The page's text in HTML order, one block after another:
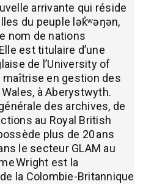
arrivante qui réside
du peuple lək̓ʷəŋən,
nom de nations
est titulaire d’une
de l’University of
en gestion des
à Aberystwyth.
des archives, de
au Royal British
plus de 20 ans
le secteur GLAM au
Wright est la
la Colombie-Britannique